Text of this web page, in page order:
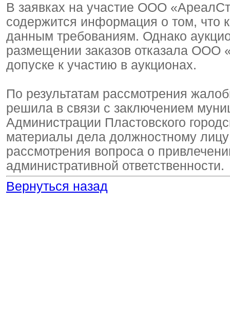
В заявках на участие ООО
содержится информация о том, что
данным требованиям. Однако
размещении заказов отказала
допуске к участию в аукционах.
По результатам рассмотрения
решила в связи с заключением
Администрации Пластовского
материалы дела должностному
рассмотрения вопроса о
административной ответственности.
Вернуться назад